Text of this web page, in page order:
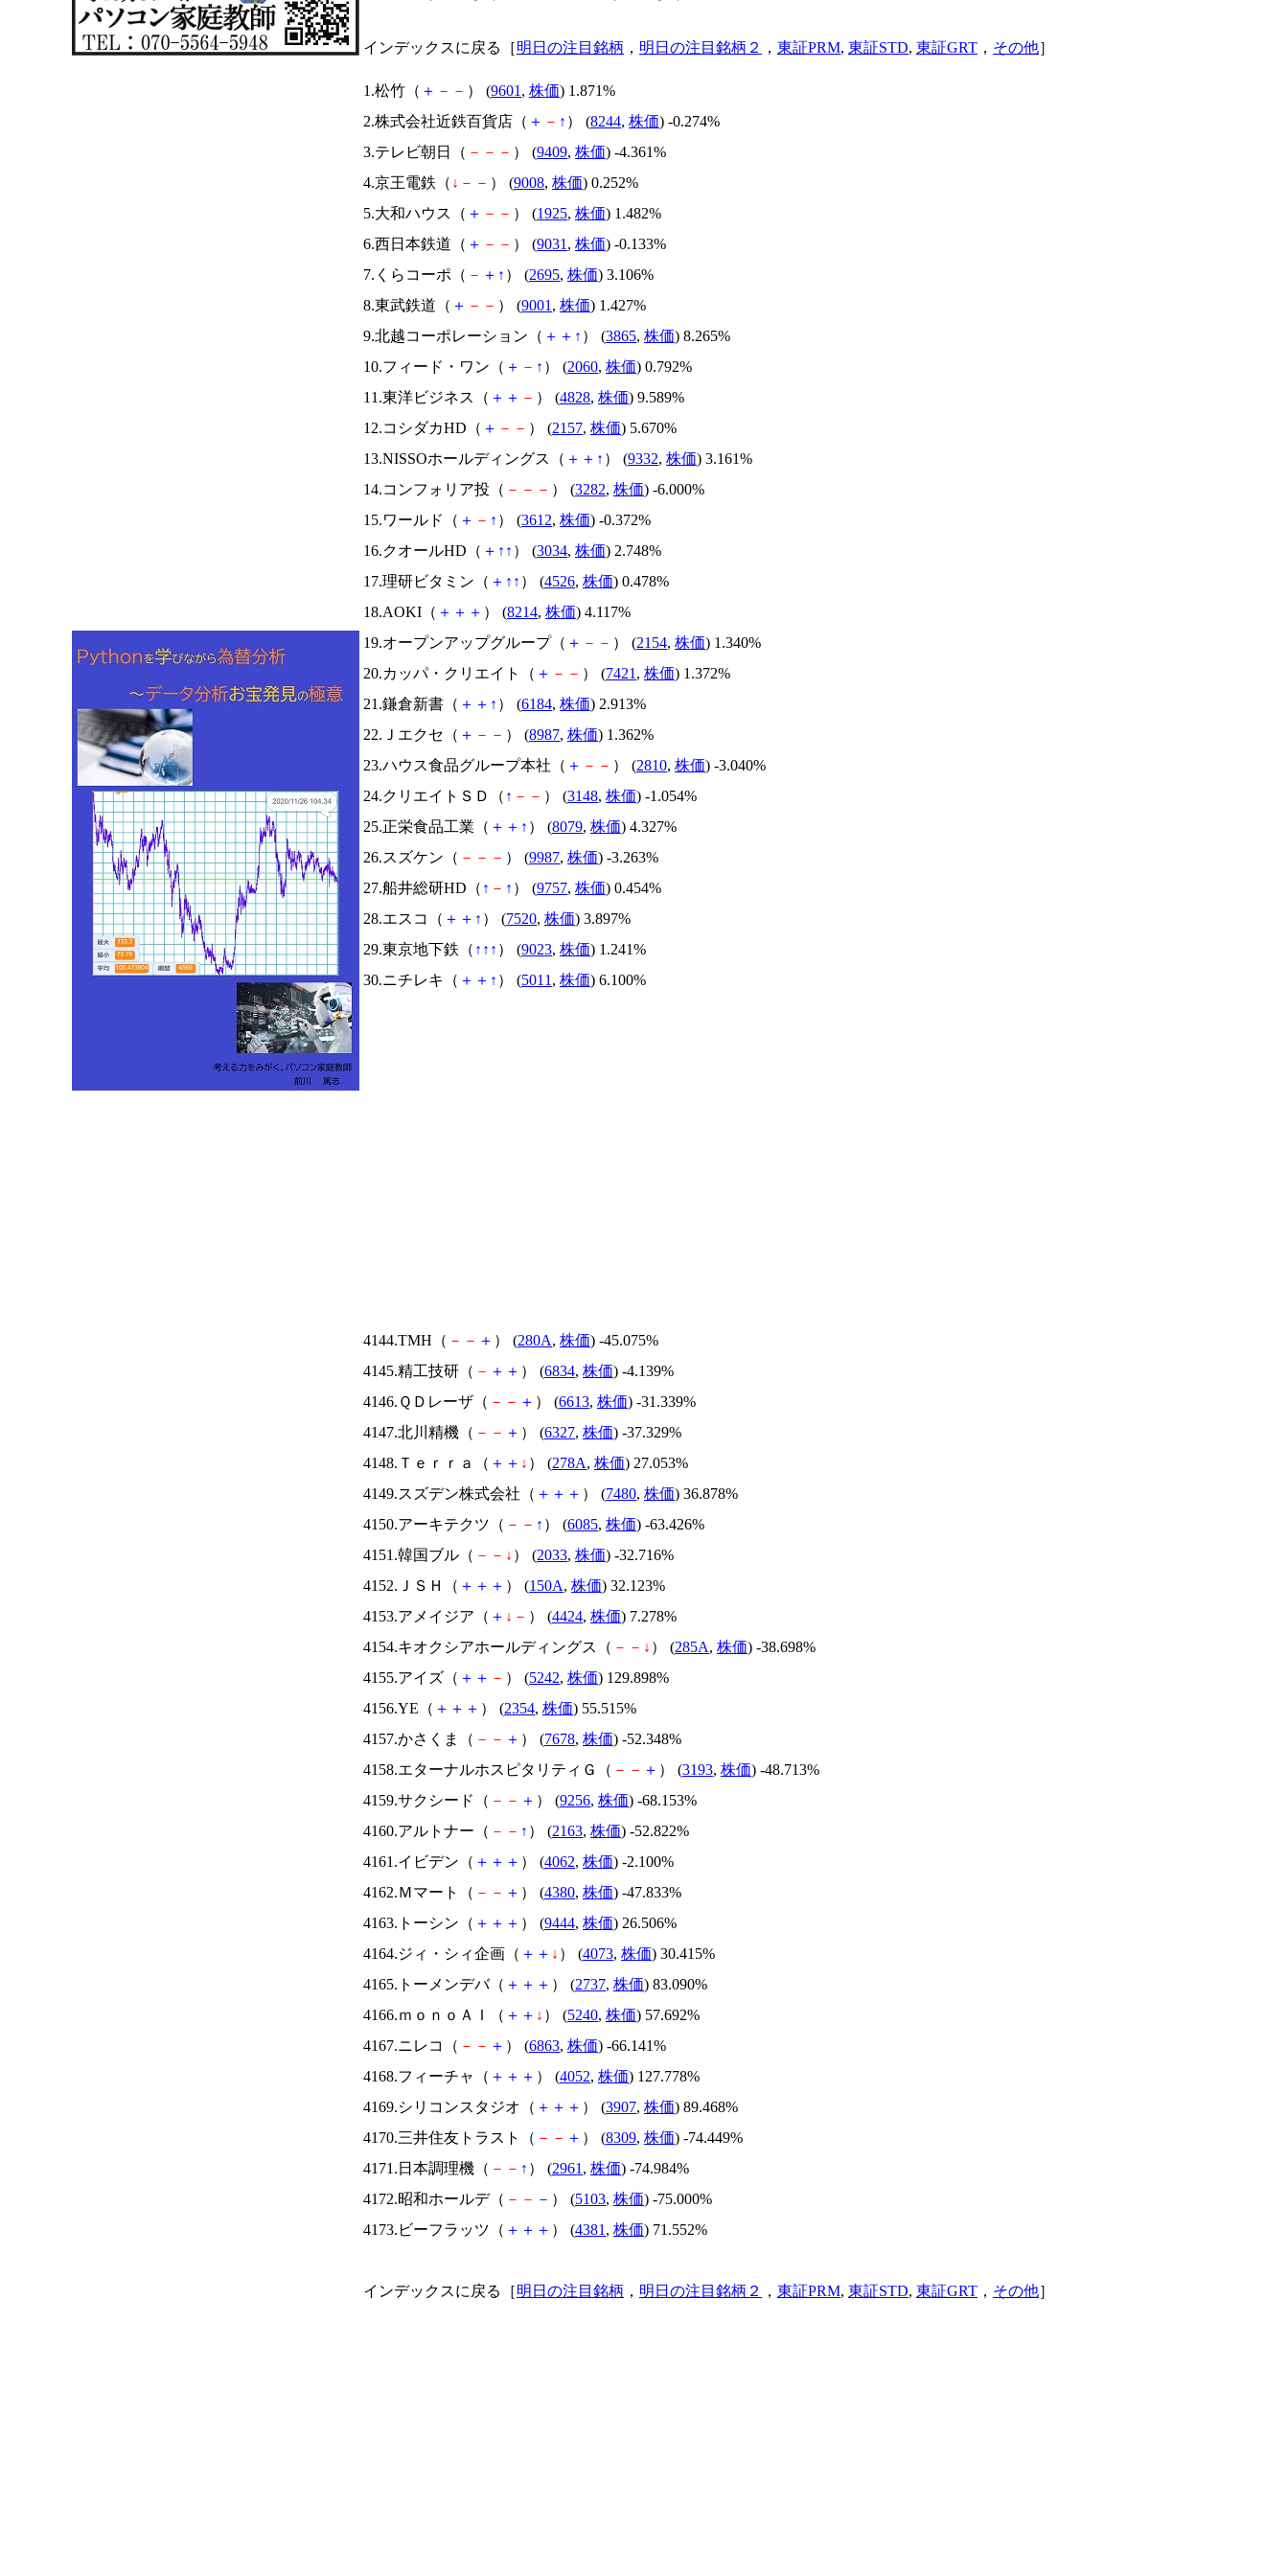
インデックスに戻る［明日の注目銘柄 ， 明日の注目銘柄２ ， 東証PRM, 東証STD, 東証GRT ， その他］
1.松竹（ ＋ － － ） (9601 , 株価) 1.871%
2.株式会社近鉄百貨店（ ＋ － ↑ ） (8244, 株価) -0.274%
3.テレビ朝日（ － － － ） (9409, 株価) -4.361%
4.京王電鉄（ ↓ － － ） (9008, 株価) 0.252%
5.大和ハウス（ ＋ － － ） (1925, 株価) 1.482%
6.西日本鉄道（ ＋ － － ） (9031 , 株価) -0.133%
7.くらコーポ（ － ＋ ↑ ） (2695, 株価) 3.106%
8.東武鉄道（ ＋ － － ） (9001 , 株価) 1.427%
9.北越コーポレーション（ ＋ ＋ ↑ ） (3865, 株価) 8.265%
10.フィード・ワン（ ＋ － ↑ ） (2060, 株価) 0.792%
11.東洋ビジネス（ ＋ ＋ － ） (4828, 株価) 9.589%
12.コシダカHD（ ＋ － － ） (2157, 株価) 5.670%
13.NISSOホールディングス（ ＋ ＋ ↑ ） (9332, 株価) 3.161%
14.コンフォリア投（ － － － ） (3282, 株価) -6.000%
15.ワールド（ ＋ － ↑ ） (3612, 株価) -0.372%
16.クオールHD（ ＋ ↑ ↑ ） (3034, 株価) 2.748%
17.理研ビタミン（ ＋ ↑ ↑ ） (4526, 株価) 0.478%
18.AOKI（ ＋ ＋ ＋ ） (8214, 株価) 4.117%
19.オープンアップグループ（ ＋ － － ） (2154, 株価) 1.340%
20.カッパ・クリエイト（ ＋ － － ） (7421 , 株価) 1.372%
21.鎌倉新書（ ＋ ＋ ↑ ） (6184, 株価) 2.913%
22.Ｊエクセ（ ＋ － － ） (8987, 株価) 1.362%
23.ハウス食品グループ本社（ ＋ － － ） (2810, 株価) -3.040%
24.クリエイトＳＤ（ ↑ － － ） (3148, 株価) -1.054%
25.正栄食品工業（ ＋ ＋ ↑ ） (8079, 株価) 4.327%
26.スズケン（ － － － ） (9987, 株価) -3.263%
27.船井総研HD（ ↑ － ↑ ） (9757, 株価) 0.454%
28.エスコ（ ＋ ＋ ↑ ） (7520, 株価) 3.897%
29.東京地下鉄（ ↑ ↑ ↑ ） (9023, 株価) 1.241%
30.ニチレキ（ ＋ ＋ ↑ ） (5011 , 株価) 6.100%
4144.TMH（ － － ＋ ） (280A, 株価) -45.075%
4145.精工技研（ － ＋ ＋ ） (6834, 株価) -4.139%
4146.ＱＤレーザ（ － － ＋ ） (6613, 株価) -31.339%
4147.北川精機（ － － ＋ ） (6327, 株価) -37.329%
4148.Ｔｅｒｒａ（ ＋ ＋ ↓ ） (278A, 株価) 27.053%
4149.スズデン株式会社（ ＋ ＋ ＋ ） (7480, 株価) 36.878%
4150.アーキテクツ（ － － ↑ ） (6085, 株価) -63.426%
4151.韓国ブル（ － － ↓ ） (2033, 株価) -32.716%
4152.ＪＳＨ（ ＋ ＋ ＋ ） (150A, 株価) 32.123%
4153.アメイジア（ ＋ ↓ － ） (4424, 株価) 7.278%
4154.キオクシアホールディングス（ － － ↓ ） (285A, 株価) -38.698%
4155.アイズ（ ＋ ＋ － ） (5242, 株価) 129.898%
4156.YE（ ＋ ＋ ＋ ） (2354, 株価) 55.515%
4157.かさくま（ － － ＋ ） (7678, 株価) -52.348%
4158.エターナルホスピタリティＧ（ － － ＋ ） (3193, 株価) -48.713%
4159.サクシード（ － － ＋ ） (9256, 株価) -68.153%
4160.アルトナー（ － － ↑ ） (2163, 株価) -52.822%
4161.イビデン（ ＋ ＋ ＋ ） (4062, 株価) -2.100%
4162.Ｍマート（ － － ＋ ） (4380, 株価) -47.833%
4163.トーシン（ ＋ ＋ ＋ ） (9444, 株価) 26.506%
4164.ジィ・シィ企画（ ＋ ＋ ↓ ） (4073, 株価) 30.415%
4165.トーメンデバ（ ＋ ＋ ＋ ） (2737, 株価) 83.090%
4166.ｍｏｎｏＡＩ（ ＋ ＋ ↓ ） (5240, 株価) 57.692%
4167.ニレコ（ － － ＋ ） (6863, 株価) -66.141%
4168.フィーチャ（ ＋ ＋ ＋ ） (4052, 株価) 127.778%
4169.シリコンスタジオ（ ＋ ＋ ＋ ） (3907, 株価) 89.468%
4170.三井住友トラスト（ － － ＋ ） (8309, 株価) -74.449%
4171.日本調理機（ － － ↑ ） (2961 , 株価) -74.984%
4172.昭和ホールデ（ － － － ） (5103, 株価) -75.000%
4173.ビーフラッツ（ ＋ ＋ ＋ ） (4381 , 株価) 71.552%
インデックスに戻る［明日の注目銘柄 ， 明日の注目銘柄２ ， 東証PRM, 東証STD, 東証GRT ， その他］